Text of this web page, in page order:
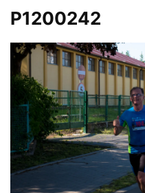
P1200242